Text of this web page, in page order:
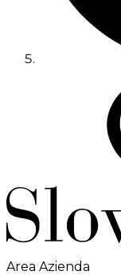
Area Azienda